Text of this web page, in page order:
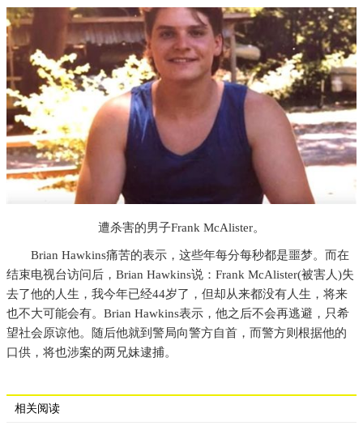
遭杀害的男子Frank McAlister。
Brian Hawkins痛苦的表示，这些年每分每秒都是噩梦。而在
结束电视台访问后，Brian Hawkins说：Frank McAlister(被害人)失
去了他的人生，我今年已经44岁了，但却从来都没有人生，将来
也不大可能会有。Brian Hawkins表示，他之后不会再逃避，只希
望社会原谅他。随后他就到警局向警方自首，而警方则根据他的
口供，将也涉案的两兄妹逮捕。
相关阅读